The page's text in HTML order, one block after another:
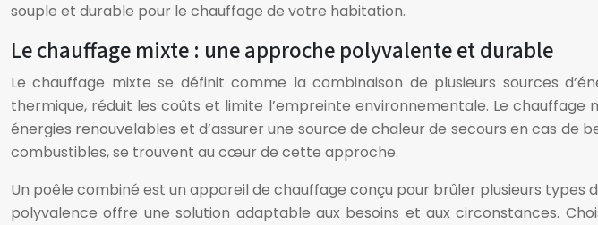
souple et durable pour le chauffage de votre habitation.
Le chauffage mixte : une approche polyvalente et durable
Le chauffage mixte se définit comme la combinaison de plusieurs sources
thermique, réduit les coûts et limite l’empreinte environnementale. Le
énergies renouvelables et d’assurer une source de chaleur de secours en cas
combustibles, se trouvent au cœur de cette approche.
Un poêle combiné est un appareil de chauffage conçu pour brûler plusieurs
polyvalence offre une solution adaptable aux besoins et aux circonstances.